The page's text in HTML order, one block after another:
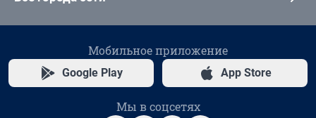
Мобильное приложение
Google Play App Store
Мы в соцсетях